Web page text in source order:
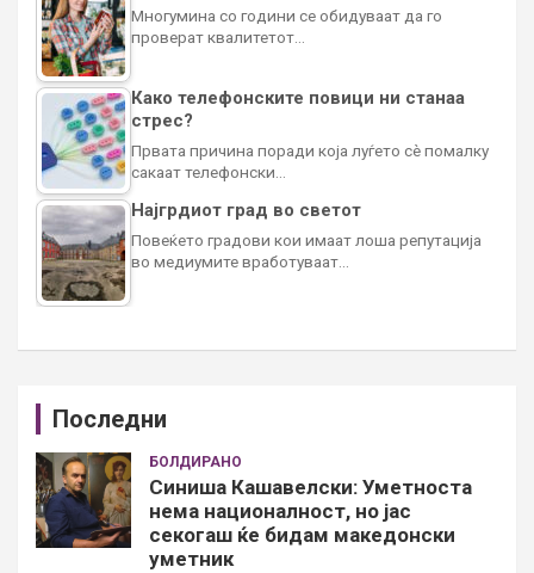
Многумина со години се обидуваат да го
проверат квалитетот…
Како телефонските повици ни станаа
стрес?
Првата причина поради која луѓето сè помалку
сакаат телефонски…
Најгрдиот град во светот
Повеќето градови кои имаат лоша репутација
во медиумите вработуваат…
Последни
БОЛДИРАНО
Синиша Кашавелски: Уметноста
нема националност, но јас
секогаш ќе бидам македонски
уметник